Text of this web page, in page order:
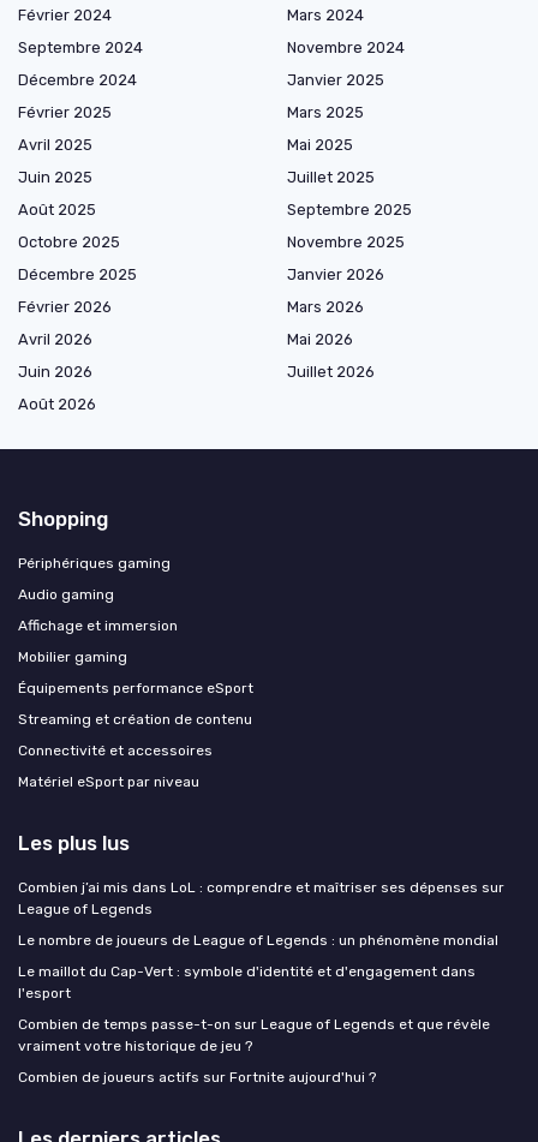
Février 2024
Mars 2024
Septembre 2024
Novembre 2024
Décembre 2024
Janvier 2025
Février 2025
Mars 2025
Avril 2025
Mai 2025
Juin 2025
Juillet 2025
Août 2025
Septembre 2025
Octobre 2025
Novembre 2025
Décembre 2025
Janvier 2026
Février 2026
Mars 2026
Avril 2026
Mai 2026
Juin 2026
Juillet 2026
Août 2026
Shopping
Périphériques gaming
Audio gaming
Affichage et immersion
Mobilier gaming
Équipements performance eSport
Streaming et création de contenu
Connectivité et accessoires
Matériel eSport par niveau
Les plus lus
Combien j’ai mis dans LoL : comprendre et maîtriser ses dépenses sur
League of Legends
Le nombre de joueurs de League of Legends : un phénomène mondial
Le maillot du Cap-Vert : symbole d'identité et d'engagement dans
l'esport
Combien de temps passe-t-on sur League of Legends et que révèle
vraiment votre historique de jeu ?
Combien de joueurs actifs sur Fortnite aujourd'hui ?